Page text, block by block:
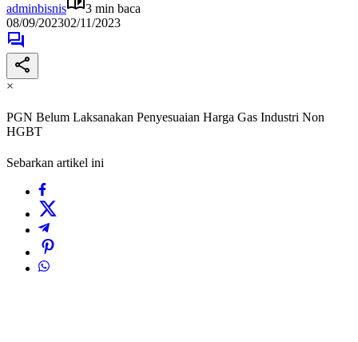
adminbisnis
3 min baca
08/09/202302/11/2023
×
PGN Belum Laksanakan Penyesuaian Harga Gas Industri Non
HGBT
Sebarkan artikel ini